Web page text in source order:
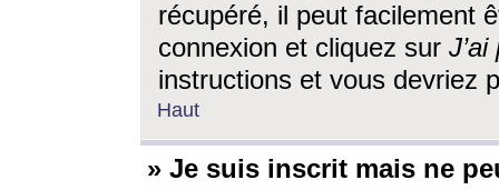
récupéré, il peut facilement
connexion et cliquez sur
instructions et vous devriez
Haut
» Je suis inscrit mais ne